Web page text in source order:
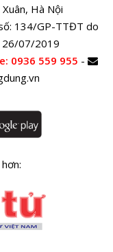
Hà Nội
134/GP-TTĐT do
26/07/2019
: 0936 559 955 -